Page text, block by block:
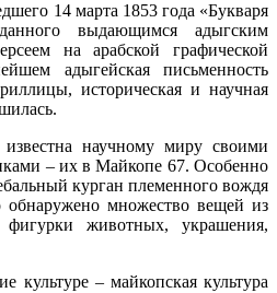
14 марта 1853 года «Букваря
выдающимся адыгским
на арабской графической
адыгейская письменность
историческая и научная
научному миру своими
– их в Майкопе 67. Особенно
курган племенного вождя
множество вещей из
животных, украшения,
культуре – майкопская культура